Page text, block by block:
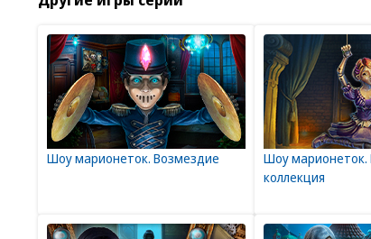
Шоу марионеток. Возмездие
Шоу марионеток.
коллекция